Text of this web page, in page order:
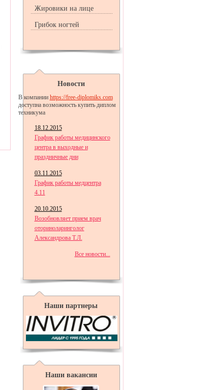
Жировики на лице
Грибок ногтей
Новости
В компании https://free-diplomiks.com
доступна возможность купить диплом
техникума
18.12.2015
График работы медицинского
центра в выходные и
праздничные дни
03.11.2015
График работы медцентра
4.11
20.10.2015
Возобновляет прием врач
оториноларинголог
Александрова Т.Л.
Все новости...
Наши партнеры
Наши вакансии